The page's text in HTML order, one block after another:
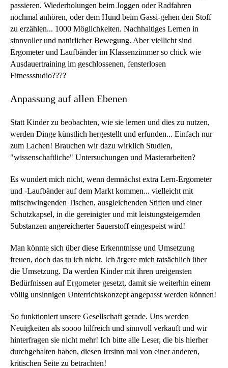
passieren. Wiederholungen beim Joggen oder Radfahren
nochmal anhören, oder dem Hund beim Gassi-gehen den Stoff
zu erzählen... 1000 Möglichkeiten. Nachhaltiges Lernen in
sinnvoller und natürlicher Bewegung. Aber viellicht sind
Ergometer und Laufbänder im Klassenzimmer so chick wie
Ausdauertraining im geschlossenen, fensterlosen
Fitnessstudio????
Anpassung auf allen Ebenen
Statt Kinder zu beobachten, wie sie lernen und dies zu nutzen,
werden Dinge künstlich hergestellt und erfunden... Einfach nur
zum Lachen! Brauchen wir dazu wirklich Studien,
"wissenschaftliche" Untersuchungen und Masterarbeiten?
Es wundert mich nicht, wenn demnächst extra Lern-Ergometer
und -Laufbänder auf dem Markt kommen... vielleicht mit
mitschwingenden Tischen, ausgleichenden Stiften und einer
Schutzkapsel, in die gereinigter und mit leistungsteigernden
Substanzen angereicherter Sauerstoff eingespeist wird!
Man könnte sich über diese Erkenntnisse und Umsetzung
freuen, doch das tu ich nicht. Ich ärgere mich tatsächlich über
die Umsetzung. Da werden Kinder mit ihren ureigensten
Bedürfnissen auf Ergometer gesetzt, damit sie weiterhin einem
völlig unsinnigen Unterrichtskonzept angepasst werden können!
So funktioniert unsere Gesellschaft gerade. Uns werden
Neuigkeiten als soooo hilfreich und sinnvoll verkauft und wir
hinterfragen sie nicht mehr! Ich bitte alle Leser, die bis hierher
durchgehalten haben, diesen Irrsinn mal von einer anderen,
kritischen Seite zu betrachten!